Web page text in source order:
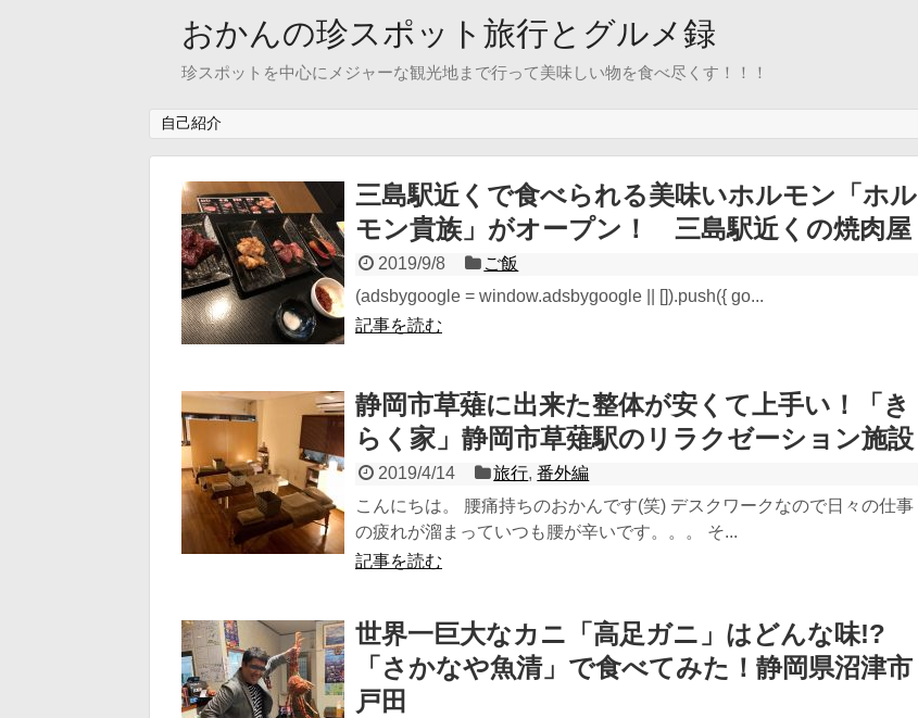
おかんの珍スポット旅行とグルメ録
珍スポットを中心にメジャーな観光地まで行って美味しい物を食べ尽くす！！！
自己紹介
三島駅近くで食べられる美味いホルモン「ホル
モン貴族」がオープン！ 三島駅近くの焼肉屋
2019/9/8
ご飯
(adsbygoogle = window.adsbygoogle || []).push({ go...
記事を読む
静岡市草薙に出来た整体が安くて上手い！「き
らく家」静岡市草薙駅のリラクゼーション施設
2019/4/14 旅行,番外編
こんにちは。 腰痛持ちのおかんです(笑) デスクワークなので日々の仕事
の疲れが溜まっていつも腰が辛いです。。。 そ...
記事を読む
世界一巨大なカニ「高足ガニ」はどんな味!?
「さかなや魚清」で食べてみた！静岡県沼津市
戸田